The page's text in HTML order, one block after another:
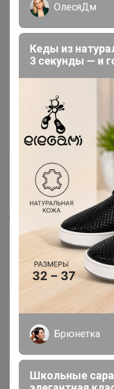
43
Курага высший
фасовка)
187,25р
В наличии!
Уже находится у
ОлесяДм
Кеды из
3 секунды — и
Брюнетка
Школьные